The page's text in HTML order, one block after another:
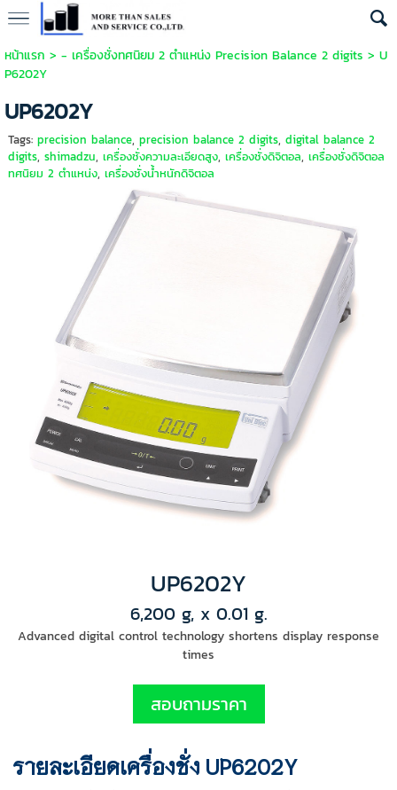
หน้าแรก > - เครื่องชั่งทศนิยม 2 ตำแหน่ง Precision Balance 2 digits > U
P6202Y
UP6202Y
Tags: precision balance, precision balance 2 digits, digital balance 2
digits, shimadzu, เครื่องชั่งความละเอียดสูง, เครื่องชั่งดิจิตอล, เครื่องชั่งดิจิตอล
ทศนิยม 2 ตำแหน่ง, เครื่องชั่งน้ำหนักดิจิตอล
UP6202Y
6,200 g, x 0.01 g.
Advanced digital control technology shortens display response
times
สอบถามราคา
รายละเอียดเครื่องชั่ง UP6202Y